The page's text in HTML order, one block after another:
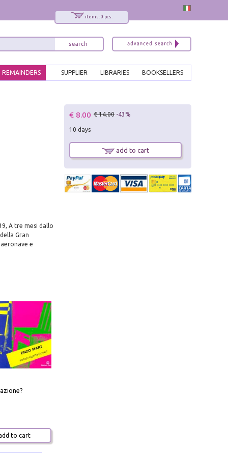
items: 0 pcs.
BOOKSELLERS
LIBRARIES
SUPPLIER
REMAINDERS
A tre mesi dallo
Gran
e
to cart
€ 8.00 € 14.00 -43%
10 days
add to cart
x
Interessato ai nostri libri?
Sarai informato delle nostre novità, potrai
comunque cancellarti quando desideri.
modulo di iscrizione